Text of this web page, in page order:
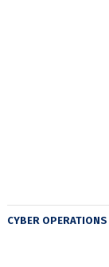
CYBER